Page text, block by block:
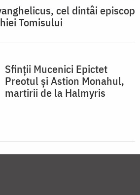
cel dintâi episcop
Tomisului
Sfinții Mucenici Epictet
Preotul și Astion Monahul,
martirii de la Halmyris